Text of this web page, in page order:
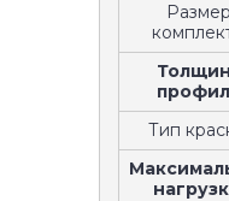
Размер
Тип